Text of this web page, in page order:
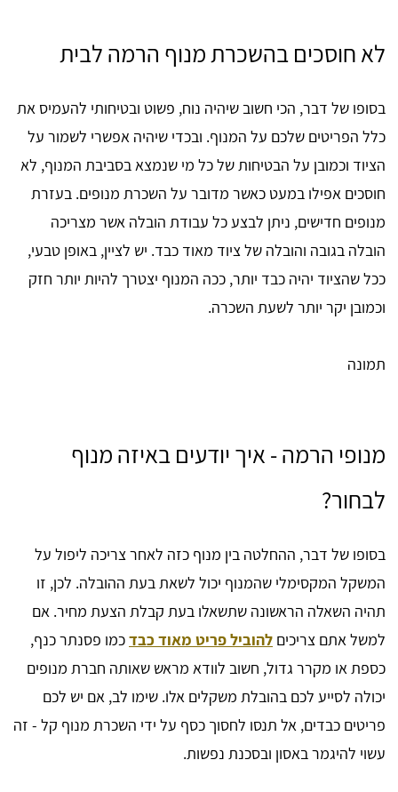
לא חוסכים בהשכרת מנוף הרמה לבית
בסופו של דבר, הכי חשוב שיהיה נוח, פשוט ובטיחותי להעמיס את
כלל הפריטים שלכם על המנוף. ובכדי שיהיה אפשרי לשמור על
הציוד וכמובן על הבטיחות של כל מי שנמצא בסביבת המנוף, לא
חוסכים אפילו במעט כאשר מדובר על השכרת מנופים. בעזרת
מנופים חדישים, ניתן לבצע כל עבודת הובלה אשר מצריכה
הובלה בגובה והובלה של ציוד מאוד כבד. יש לציין, באופן טבעי,
ככל שהציוד יהיה כבד יותר, ככה המנוף יצטרך להיות יותר חזק
וכמובן יקר יותר לשעת השכרה.
תמונה
מנופי הרמה - איך יודעים באיזה מנוף
לבחור?
בסופו של דבר, ההחלטה בין מנוף כזה לאחר צריכה ליפול על
המשקל המקסימלי שהמנוף יכול לשאת בעת ההובלה. לכן, זו
תהיה השאלה הראשונה שתשאלו בעת קבלת הצעת מחיר. אם
למשל אתם צריכים להוביל פריט מאוד כבדכמו פסנתר כנף,
כספת או מקרר גדול, חשוב לוודא מראש שאותה חברת מנופים
יכולה לסייע לכם בהובלת משקלים אלו. שימו לב, אם יש לכם
פריטים כבדים, אל תנסו לחסוך כסף על ידי השכרת מנוף קל - זה
עשוי להיגמר באסון ובסכנת נפשות.